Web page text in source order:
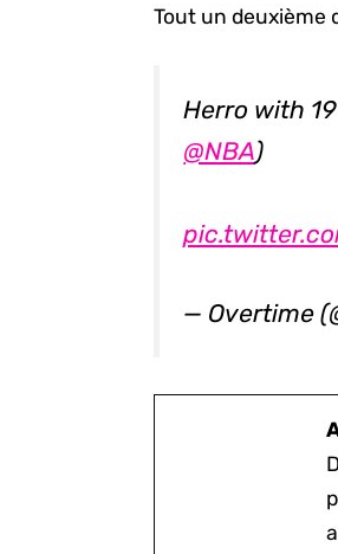
Tout un deuxième
Herro with
@NBA)
— Overtime